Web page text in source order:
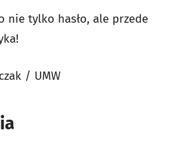
nie tylko hasło, ale przede
/ UMW